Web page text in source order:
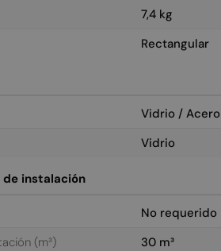
7,4 kg
Rectangular
Vidrio / Acero
Vidrio
de instalación
No requerido
(m³)
30 m³